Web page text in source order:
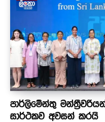
පාර්ලිමේන්තු
සාර්ථකව අවසන් කරයි